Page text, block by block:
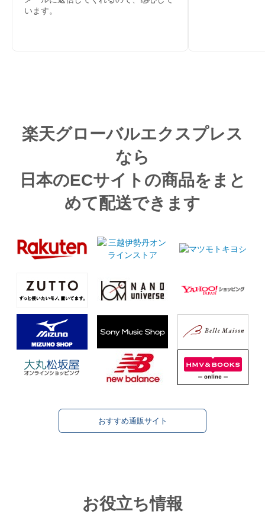
います。
楽天グローバルエクスプレス
なら
日本のECサイトの商品をまと
めて配送できます
おすすめ通販サイト
お役立ち情報